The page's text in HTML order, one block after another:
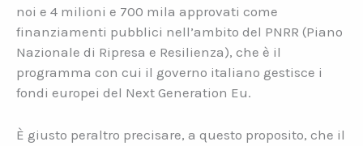
noi e 4 milioni e 700 mila approvati come
finanziamenti pubblici nell’ambito del PNRR (Piano
Nazionale di Ripresa e Resilienza), che è il
programma con cui il governo italiano gestisce i
fondi europei del Next Generation Eu.
È giusto peraltro precisare, a questo proposito, che il